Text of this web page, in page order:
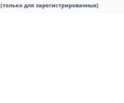
(только для зарегистрированных)